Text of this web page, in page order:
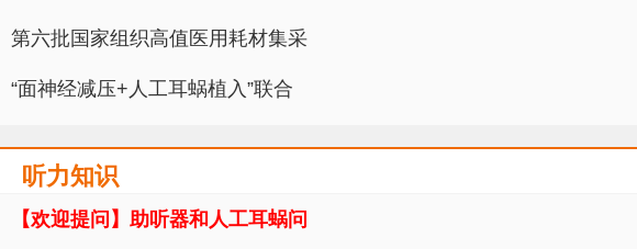
第六批国家组织高值医用耗材集采
“面神经减压+人工耳蜗植入”联合
听力知识
【欢迎提问】助听器和人工耳蜗问